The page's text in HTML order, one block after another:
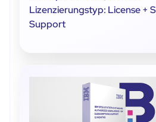
Lizenzierungstyp: License +
Support